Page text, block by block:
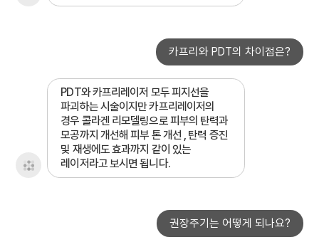
카프리와 PDT의 차이점은?
PDT와 카프리레이저 모두 피지선을
파괴하는 시술이지만 카프리레이저의
경우 콜라겐 리모델링으로 피부의 탄력과
모공까지 개선해 피부 톤 개선 , 탄력 증진
및 재생에도 효과까지 같이 있는
레이저라고 보시면 됩니다.
권장주기는 어떻게 되나요?